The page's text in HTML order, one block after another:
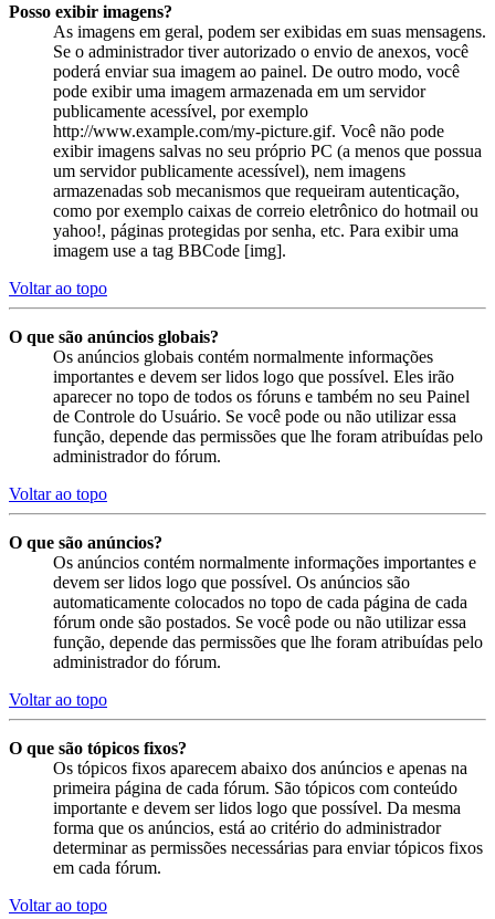
Posso exibir imagens?
As imagens em geral, podem ser exibidas em suas mensagens.
Se o administrador tiver autorizado o envio de anexos, você
poderá enviar sua imagem ao painel. De outro modo, você
pode exibir uma imagem armazenada em um servidor
publicamente acessível, por exemplo
http://www.example.com/my-picture.gif. Você não pode
exibir imagens salvas no seu próprio PC (a menos que possua
um servidor publicamente acessível), nem imagens
armazenadas sob mecanismos que requeiram autenticação,
como por exemplo caixas de correio eletrônico do hotmail ou
yahoo!, páginas protegidas por senha, etc. Para exibir uma
imagem use a tag BBCode [img].
Voltar ao topo
O que são anúncios globais?
Os anúncios globais contém normalmente informações
importantes e devem ser lidos logo que possível. Eles irão
aparecer no topo de todos os fóruns e também no seu Painel
de Controle do Usuário. Se você pode ou não utilizar essa
função, depende das permissões que lhe foram atribuídas pelo
administrador do fórum.
Voltar ao topo
O que são anúncios?
Os anúncios contém normalmente informações importantes e
devem ser lidos logo que possível. Os anúncios são
automaticamente colocados no topo de cada página de cada
fórum onde são postados. Se você pode ou não utilizar essa
função, depende das permissões que lhe foram atribuídas pelo
administrador do fórum.
Voltar ao topo
O que são tópicos fixos?
Os tópicos fixos aparecem abaixo dos anúncios e apenas na
primeira página de cada fórum. São tópicos com conteúdo
importante e devem ser lidos logo que possível. Da mesma
forma que os anúncios, está ao critério do administrador
determinar as permissões necessárias para enviar tópicos fixos
em cada fórum.
Voltar ao topo